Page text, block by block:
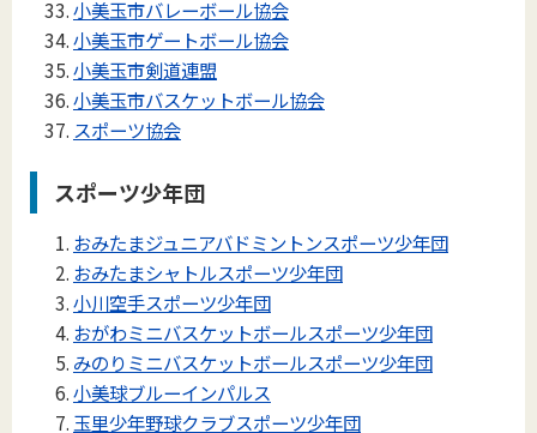
小美玉市バレーボール協会
小美玉市ゲートボール協会
小美玉市剣道連盟
小美玉市バスケットボール協会
スポーツ協会
スポーツ少年団
おみたまジュニアバドミントンスポーツ少年団
おみたまシャトルスポーツ少年団
小川空手スポーツ少年団
おがわミニバスケットボールスポーツ少年団
みのりミニバスケットボールスポーツ少年団
小美球ブルーインパルス
玉里少年野球クラブスポーツ少年団